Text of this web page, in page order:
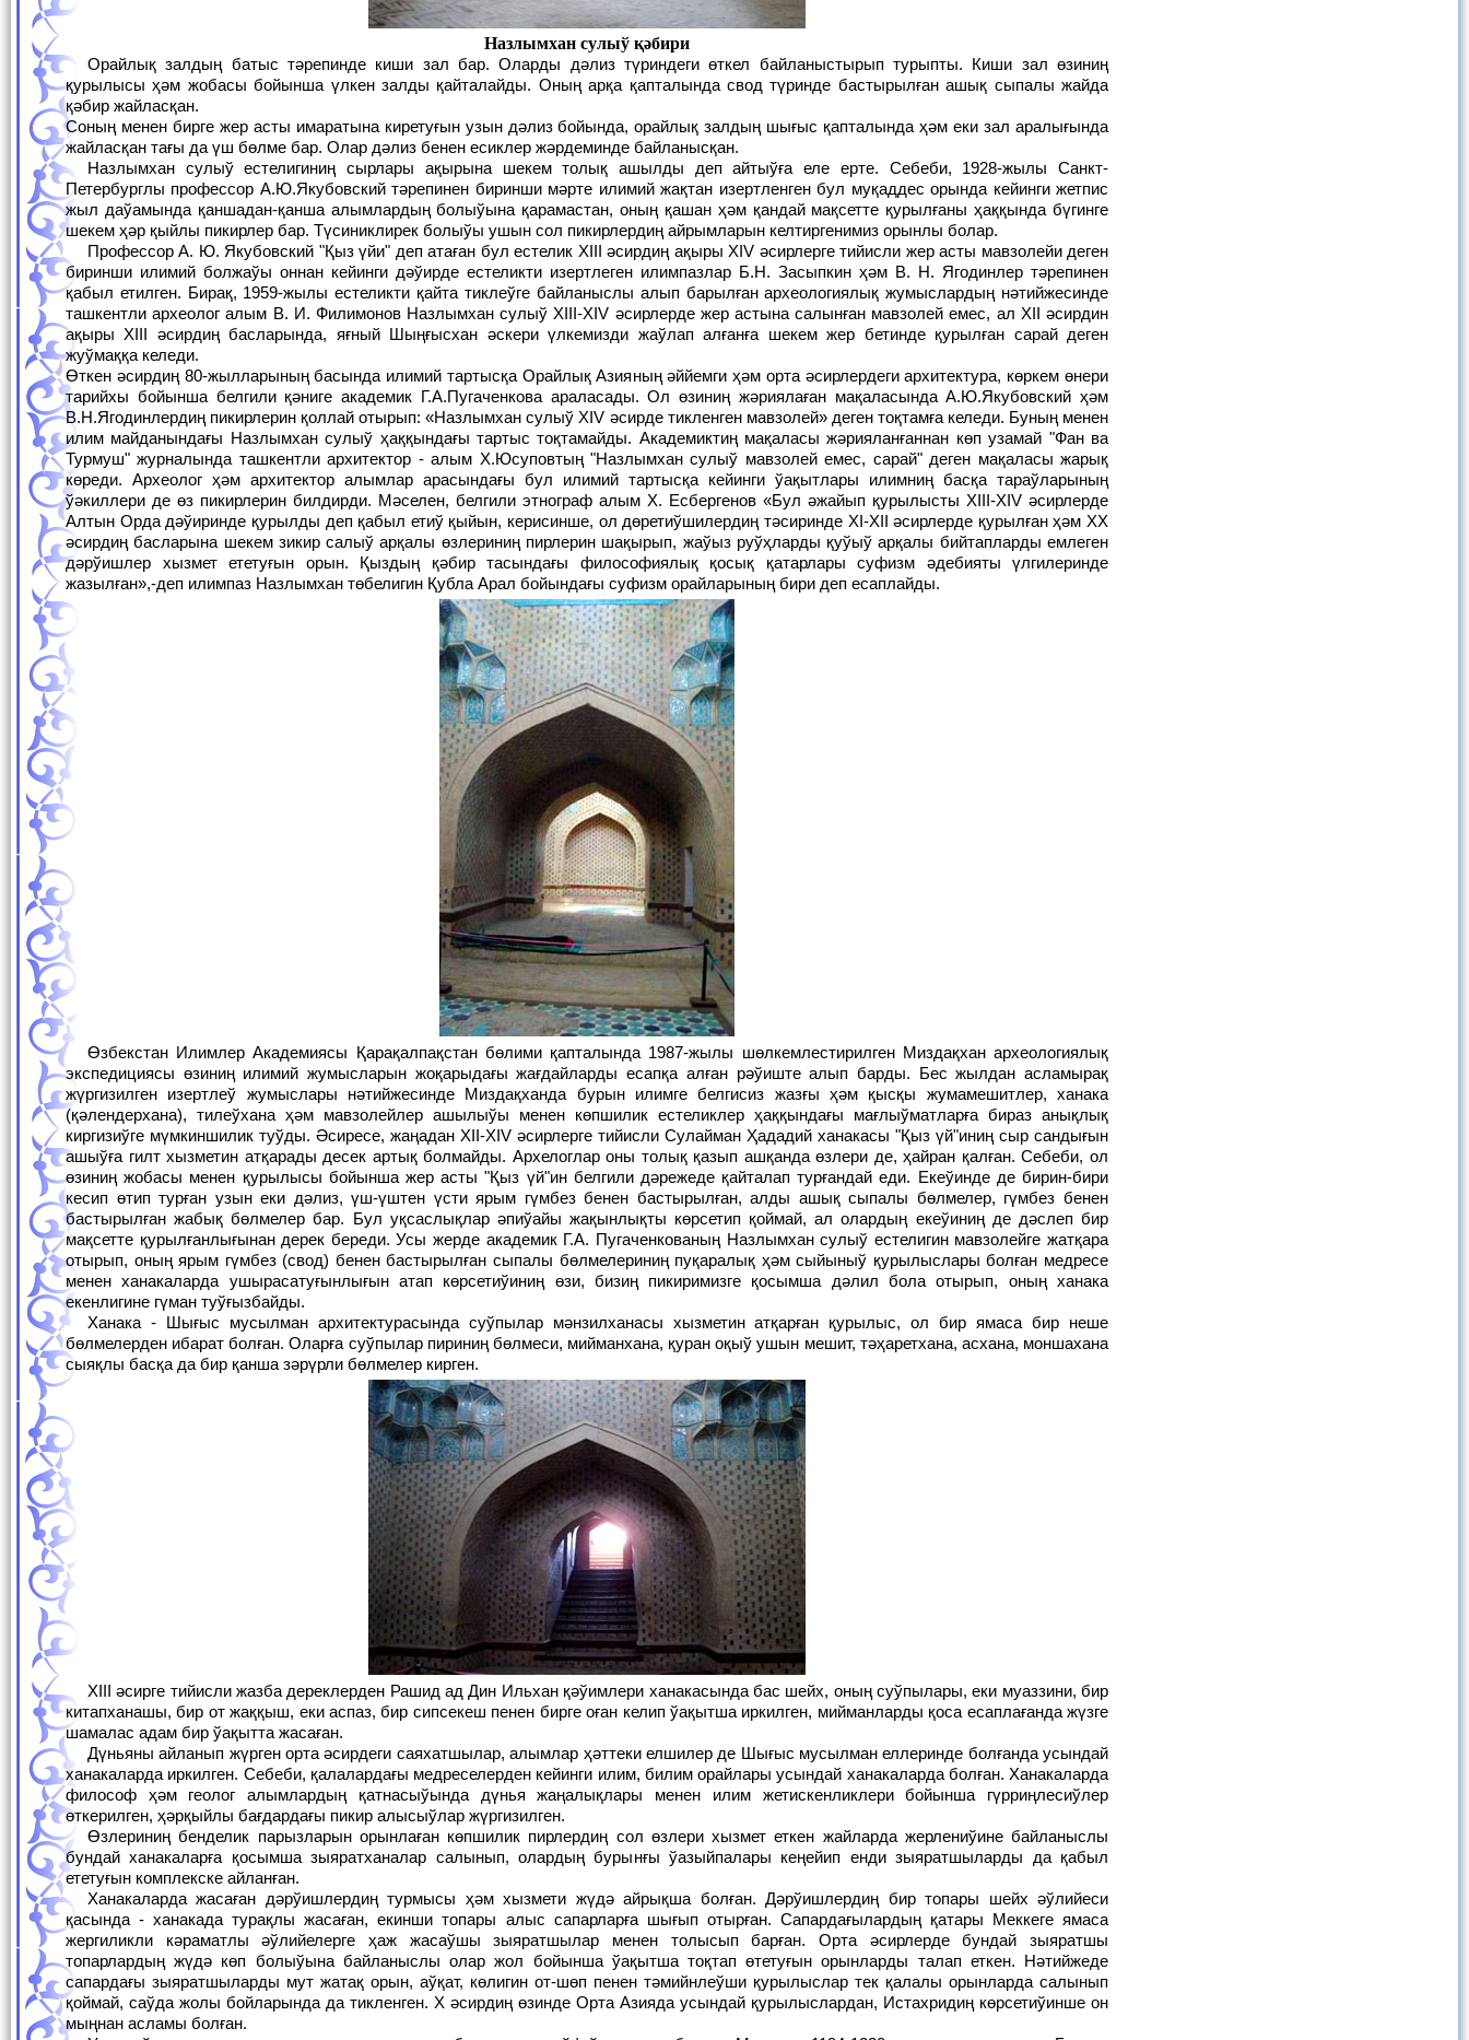
Назлымхан сулыў қәбири
Орайлық залдың батыс тәрепинде киши зал бар. Оларды дәлиз түриндеги өткел байланыстырып турыпты. Киши зал өзиниң
қурылысы ҳәм жобасы бойынша үлкен залды қайталайды. Оның арқа қапталында свод түринде бастырылған ашық сыпалы жайда
қәбир жайласқан.
Соның менен бирге жер асты имаратына киретуғын узын дәлиз бойында, орайлық залдың шығыс қапталында ҳәм еки зал аралығында
жайласқан тағы да үш бөлме бар. Олар дәлиз бенен есиклер жәрдеминде байланысқан.
Назлымхан сулыў естелигиниң сырлары ақырына шекем толық ашылды деп айтыўға еле ерте. Себеби, 1928-жылы Санкт-
Петербурглы профессор А.Ю.Якубовский тәрепинен биринши мәрте илимий жақтан изертленген бул муқаддес орында кейинги жетпис
жыл даўамында қаншадан-қанша алымлардың болыўына қарамастан, оның қашан ҳәм қандай мақсетте қурылғаны ҳаққында бүгинге
шекем ҳәр қыйлы пикирлер бар. Түсиниклирек болыўы ушын сол пикирлердиң айрымларын келтиргенимиз орынлы болар.
Профессор А. Ю. Якубовский "Қыз үйи" деп атаған бул естелик XIII әсирдиң ақыры XIV әсирлерге тийисли жер асты мавзолейи деген
биринши илимий болжаўы оннан кейинги дәўирде естеликти изертлеген илимпазлар Б.Н. Засыпкин ҳәм В. Н. Ягодинлер тәрепинен
қабыл етилген. Бирақ, 1959-жылы естеликти қайта тиклеўге байланыслы алып барылған археологиялық жумыслардың нәтийжесинде
ташкентли археолог алым В. И. Филимонов Назлымхан сулыў XIII-ХIV әсирлерде жер астына салынған мавзолей емес, ал XII әсирдин
ақыры XIII әсирдиң басларында, яғный Шыңғысхан әскери үлкемизди жаўлап алғанға шекем жер бетинде қурылған сарай деген
жуўмаққа келеди.
Өткен әсирдиң 80-жылларының басында илимий тартысқа Орайлық Азияның әййемги ҳәм орта әсирлердеги архитектура, көркем өнери
тарийхы бойынша белгили қәниге академик Г.А.Пугаченкова араласады. Ол өзиниң жәриялаған мақаласында А.Ю.Якубовский ҳәм
В.Н.Ягодинлердиң пикирлерин қоллай отырып: «Назлымхан сулыў XIV әсирде тикленген мавзолей» деген тоқтамға келеди. Буның менен
илим майданындағы Назлымхан сулыў ҳаққындағы тартыс тоқтамайды. Академиктиң мақаласы жәрияланғаннан көп узамай "Фан ва
Турмуш" журналында ташкентли архитектор - алым Х.Юсуповтың "Назлымхан сулыў мавзолей емес, сарай" деген мақаласы жарық
көреди. Археолог ҳәм архитектор алымлар арасындағы бул илимий тартысқа кейинги ўақытлары илимниң басқа тараўларының
ўәкиллери де өз пикирлерин билдирди. Мәселен, белгили этнограф алым X. Есбергенов «Бул әжайып қурылысты XIII-XIV әсирлерде
Алтын Орда дәўиринде қурылды деп қабыл етиў қыйын, керисинше, ол дөретиўшилердиң тәсиринде ХI-ХII әсирлерде қурылған ҳәм XX
әсирдиң басларына шекем зикир салыў арқалы өзлериниң пирлерин шақырып, жаўыз руўҳларды қуўыў арқалы бийтапларды емлеген
дәрўишлер хызмет ететуғын орын. Қыздың қәбир тасындағы философиялық қосық қатарлары суфизм әдебияты үлгилеринде
жазылған»,-деп илимпаз Назлымхан төбелигин Қубла Арал бойындағы суфизм орайларының бири деп есаплайды.
Өзбекстан Илимлер Академиясы Қарақалпақстан бөлими қапталында 1987-жылы шөлкемлестирилген Миздақхан археологиялық
экспедициясы өзиниң илимий жумысларын жоқарыдағы жағдайларды есапқа алған рәўиште алып барды. Бес жылдан асламырақ
жүргизилген изертлеў жумыслары нәтийжесинде Миздақханда бурын илимге белгисиз жазғы ҳәм қысқы жумамешитлер, ханака
(қәлендерхана), тилеўхана ҳәм мавзолейлер ашылыўы менен көпшилик естеликлер ҳаққындағы мағлыўматларға бираз анықлық
киргизиўге мүмкиншилик туўды. Әсиресе, жаңадан ХII-ХIV әсирлерге тийисли Сулайман Ҳададий ханакасы "Қыз үй"иниң сыр сандығын
ашыўға гилт хызметин атқарады десек артық болмайды. Архелоглар оны толық қазып ашқанда өзлери де, ҳайран қалған. Себеби, ол
өзиниң жобасы менен қурылысы бойынша жер асты "Қыз үй"ин белгили дәрежеде қайталап турғандай еди. Екеўинде де бирин-бири
кесип өтип турған узын еки дәлиз, үш-үштен үсти ярым гүмбез бенен бастырылған, алды ашық сыпалы бөлмелер, гүмбез бенен
бастырылған жабық бөлмелер бар. Бул уқсаслықлар әпиўайы жақынлықты көрсетип қоймай, ал олардың екеўиниң де дәслеп бир
мақсетте қурылғанлығынан дерек береди. Усы жерде академик Г.А. Пугаченкованың Назлымхан сулыў естелигин мавзолейге жатқара
отырып, оның ярым гүмбез (свод) бенен бастырылған сыпалы бөлмелериниң пуқаралық ҳәм сыйыныў қурылыслары болған медресе
менен ханакаларда ушырасатуғынлығын атап көрсетиўиниң өзи, бизиң пикиримизге қосымша дәлил бола отырып, оның ханака
екенлигине гүман туўғызбайды.
Ханака - Шығыс мусылман архитектурасында суўпылар мәнзилханасы хызметин атқарған қурылыс, ол бир ямаса бир неше
бөлмелерден ибарат болған. Оларға суўпылар пириниң бөлмеси, мийманхана, қуран оқыў ушын мешит, тәҳаретхана, асхана, моншахана
сыяқлы басқа да бир қанша зәрүрли бөлмелер кирген.
XIII әсирге тийисли жазба дереклерден Рашид ад Дин Ильхан қәўимлери ханакасында бас шейх, оның суўпылары, еки муаззини, бир
китапханашы, бир от жаққыш, еки аспаз, бир сипсекеш пенен бирге оған келип ўақытша иркилген, мийманларды қоса есаплағанда жүзге
шамалас адам бир ўақытта жасаған.
Дүньяны айланып жүрген орта әсирдеги саяхатшылар, алымлар ҳәттеки елшилер де Шығыс мусылман еллеринде болғанда усындай
ханакаларда иркилген. Себеби, қалалардағы медреселерден кейинги илим, билим орайлары усындай ханакаларда болған. Ханакаларда
философ ҳәм геолог алымлардың қатнасыўында дүнья жаңалықлары менен илим жетискенликлери бойынша гүрриңлесиўлер
өткерилген, ҳәрқыйлы бағдардағы пикир алысыўлар жүргизилген.
Өзлериниң бенделик парызларын орынлаған көпшилик пирлердиң сол өзлери хызмет еткен жайларда жерлениўине байланыслы
бундай ханакаларға қосымша зыяратханалар салынып, олардың бурынғы ўазыйпалары кеңейип енди зыяратшыларды да қабыл
ететуғын комплекске айланған.
Ханакаларда жасаған дәрўишлердиң турмысы ҳәм хызмети жүдә айрықша болған. Дәрўишлердиң бир топары шейх әўлийеси
қасында - ханакада турақлы жасаған, екинши топары алыс сапарларға шығып отырған. Сапардағылардың қатары Меккеге ямаса
жергиликли кәраматлы әўлийелерге ҳаж жасаўшы зыяратшылар менен толысып барған. Орта әсирлерде бундай зыяратшы
топарлардың жүдә көп болыўына байланыслы олар жол бойынша ўақытша тоқтап өтетуғын орынларды талап еткен. Нәтийжеде
сапардағы зыяратшыларды мут жатақ орын, аўқат, көлигин от-шөп пенен тәмийнлеўши қурылыслар тек қалалы орынларда салынып
қоймай, саўда жолы бойларында да тикленген. X әсирдиң өзинде Орта Азияда усындай қурылыслардан, Истахридиң көрсетиўинше он
мыңнан асламы болған.